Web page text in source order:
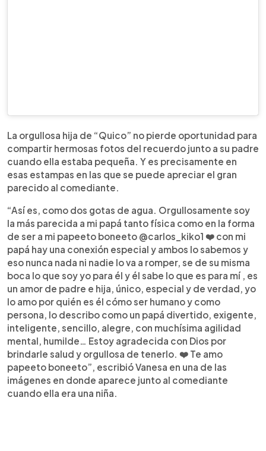
La orgullosa hija de “Quico” no pierde oportunidad para
compartir hermosas fotos del recuerdo junto a su padre
cuando ella estaba pequeña. Y es precisamente en
esas estampas en las que se puede apreciar el gran
parecido al comediante.
“Así es, como dos gotas de agua. Orgullosamente soy
la más parecida a mi papá tanto física como en la forma
de ser a mi papeeto boneeto @carlos_kiko1 ❤️ con mi
papá hay una conexión especial y ambos lo sabemos y
eso nunca nada ni nadie lo va a romper, se de su misma
boca lo que soy yo para él y él sabe lo que es para mí , es
un amor de padre e hija, único, especial y de verdad, yo
lo amo por quién es él cómo ser humano y como
persona, lo describo como un papá divertido, exigente,
inteligente, sencillo, alegre, con muchísima agilidad
mental, humilde… Estoy agradecida con Dios por
brindarle salud y orgullosa de tenerlo. ❤️ Te amo
papeeto boneeto”, escribió Vanesa en una de las
imágenes en donde aparece junto al comediante
cuando ella era una niña.